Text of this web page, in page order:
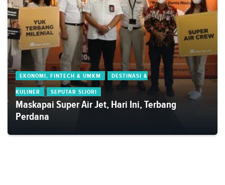
EKONOMI, FINTECH & UMKM
DESTINASI &
KULINER
SEPUTAR SIJORI
Maskapai Super Air Jet, Hari Ini, Terbang
Perdana